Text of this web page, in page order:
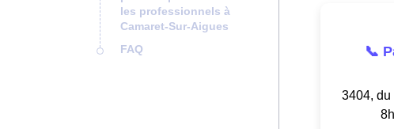
les professionnels à
Camaret-Sur-Aigues
FAQ
📞
3404,